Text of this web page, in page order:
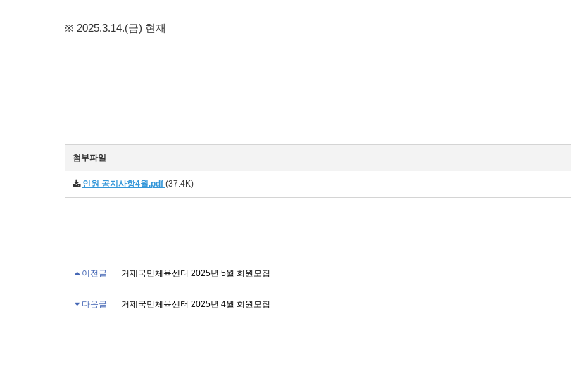
※ 2025.3.14.(금) 현재
첨부파일
인원 공지사항4월.pdf (37.4K)
이전글 거제국민체육센터 2025년 5월 회원모집
다음글 거제국민체육센터 2025년 4월 회원모집